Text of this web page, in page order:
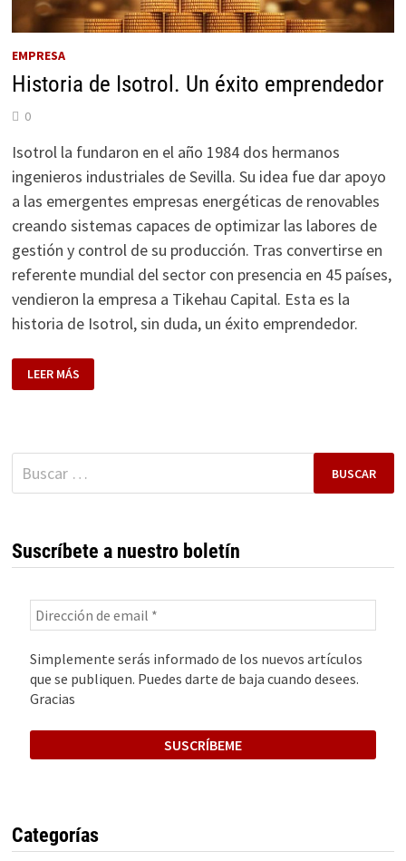
EMPRESA
Historia de Isotrol. Un éxito emprendedor
0
Isotrol la fundaron en el año 1984 dos hermanos
ingenieros industriales de Sevilla. Su idea fue dar apoyo
a las emergentes empresas energéticas de renovables
creando sistemas capaces de optimizar las labores de
gestión y control de su producción. Tras convertirse en
referente mundial del sector con presencia en 45 países,
vendieron la empresa a Tikehau Capital. Esta es la
historia de Isotrol, sin duda, un éxito emprendedor.
HISTORIA
DE
ISOTROL.
LEER MÁS
Buscar:
Suscríbete a nuestro boletín
Simplemente serás informado de los nuevos artículos
que se publiquen. Puedes darte de baja cuando desees.
Gracias
Categorías